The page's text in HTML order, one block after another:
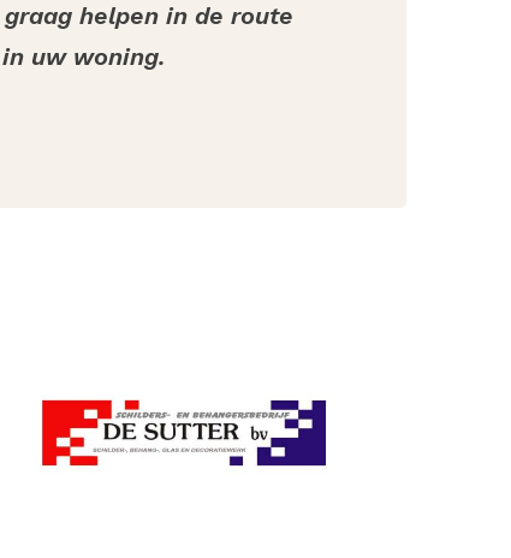
helpen in de route
uw woning.